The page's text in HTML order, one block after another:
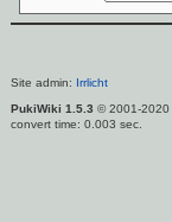
Site admin: Irrlicht
PukiWiki 1.5.3 © 2001-2020
convert time: 0.003 sec.